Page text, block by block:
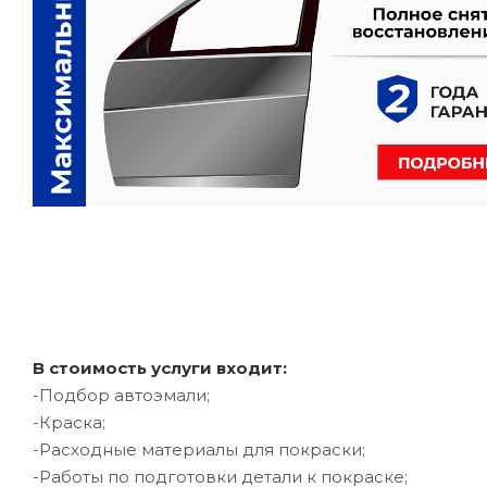
В стоимость услуги входит:
-Подбор автоэмали;
-Краска;
-Расходные материалы для покраски;
-Работы по подготовки детали к покраске;